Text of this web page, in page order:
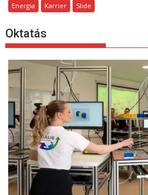
Energia Karrier Slide
Oktatás